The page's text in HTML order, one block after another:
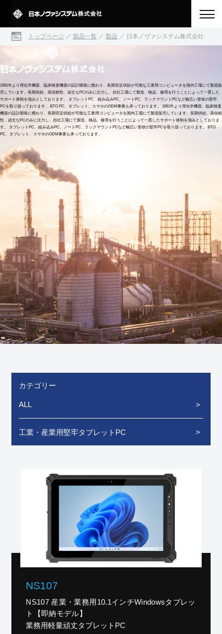
トップページ ／ 製品一覧 ／ 製品 ／ 日本ノヴァシステム株式会社
1991年より理化学機器、臨床検査機器の設計開発に携わり、長期安定供給が可能な工業用コンピュータを国内工場にて製造販
売しています。長期供給、高信頼性、頑丈なPCのみに注力し、自社工場にて製造、検品、修理を行うことによって一貫した
サポート体制を強みとしております。 タブレットPC、組み込みPC、ノートPC、ラックマウントPCなど幅広い形状の堅牢
PCを取り扱っております。 BTO PC、タブレット、スマホのODM事業も承っております。
1991年より理化学機器、臨床検査
機器の設計開発に携わり、長期安定供給が可能な工業用コンピュータを国内工場にて製造販売しています。長期供給、高信頼
性、頑丈なPCのみに注力し、自社工場にて製造、検品、修理を行うことによって一貫したサポート体制を強みとしておりま
す。 タブレットPC、組み込みPC、ノートPC、ラックマウントPCなど幅広い形状の堅牢PCを取り扱っております。 BTO
PC、タブレット、スマホのODM事業も承っております。
カテゴリー
ALL
工業・産業用堅牢タブレットPC
NS107
NS107 産業・業務用10.1インチWindowsタブレッ
ト【即納モデル】
業務用軽量頑丈タブレットPC